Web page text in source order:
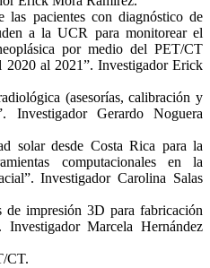
las pacientes con diagnóstico de
a la UCR para monitorear el
por medio del PET/CT
al 2021”. Investigador Erick
(asesorías, calibración y
Investigador Gerardo Noguera
solar desde Costa Rica para la
computacionales en la
Investigador Carolina Salas
de impresión 3D para fabricación
Investigador Marcela Hernández
CT.